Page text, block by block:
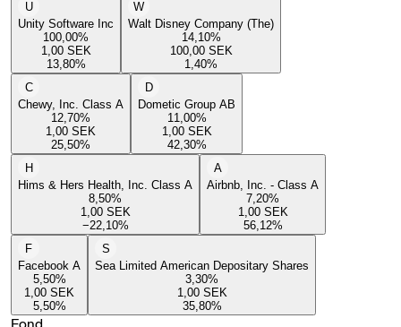
U
Unity Software Inc
100,00%
1,00 SEK
13,80%
W
Walt Disney Company (The)
14,10%
100,00 SEK
1,40%
C
Chewy, Inc. Class A
12,70%
1,00 SEK
25,50%
D
Dometic Group AB
11,00%
1,00 SEK
42,30%
H
Hims & Hers Health, Inc. Class A
8,50%
1,00 SEK
−22,10%
A
Airbnb, Inc. - Class A
7,20%
1,00 SEK
56,12%
F
Facebook A
5,50%
1,00 SEK
5,50%
S
Sea Limited American Depositary Shares
3,30%
1,00 SEK
35,80%